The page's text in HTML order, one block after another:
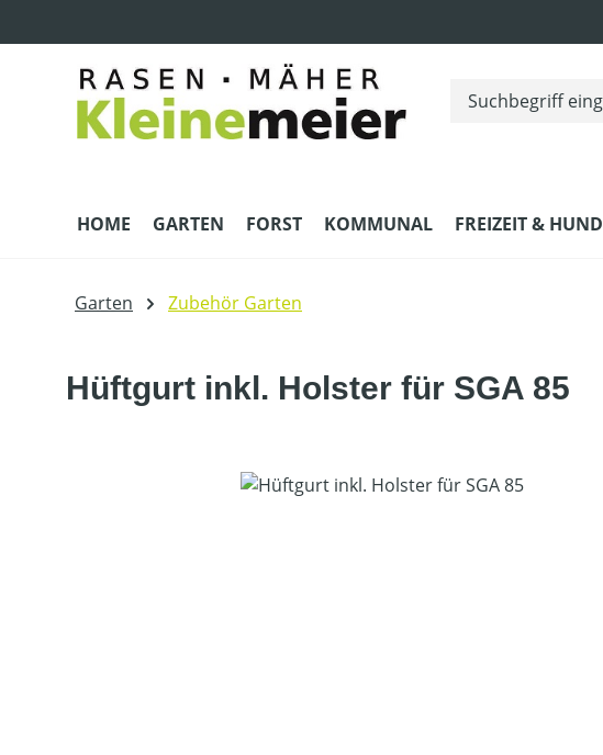
HOME GARTEN FORST KOMMUNAL FREIZEIT & HUND
Garten Zubehör Garten
Hüftgurt inkl. Holster für SGA 85
Bildergalerie überspringen